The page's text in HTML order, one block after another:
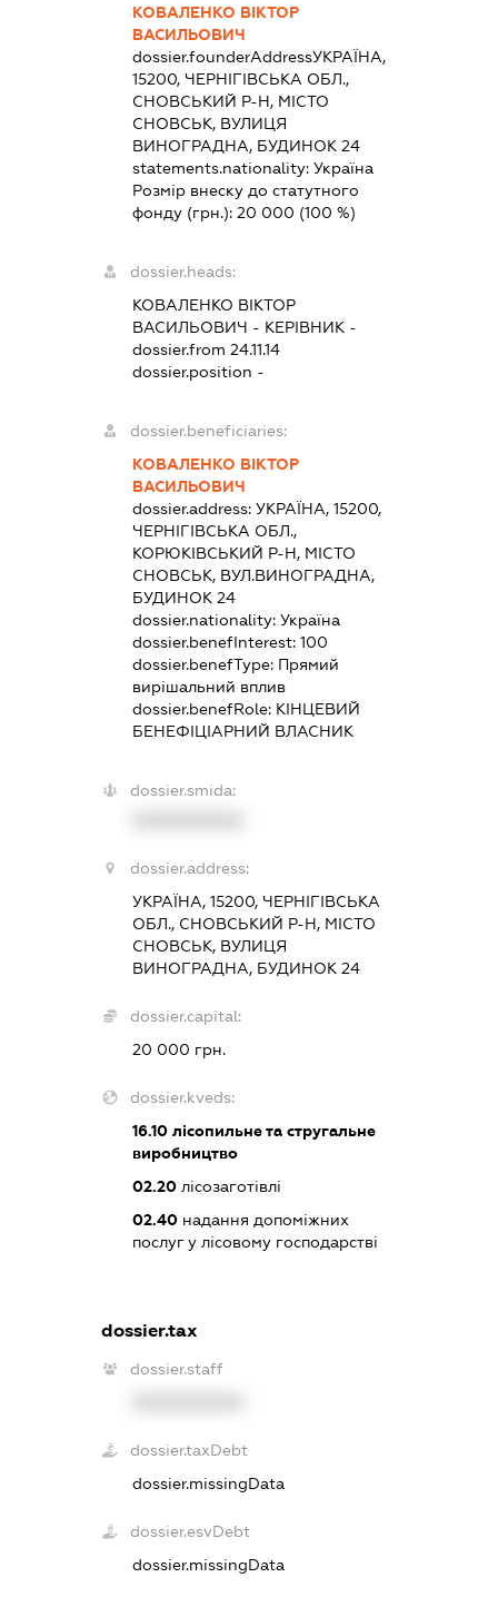
КОВАЛЕНКО ВІКТОР
ВАСИЛЬОВИЧ
dossier.founderAddressУКРАЇНА,
15200, ЧЕРНІГІВСЬКА ОБЛ.,
СНОВСЬКИЙ Р-Н, МІСТО
СНОВСЬК, ВУЛИЦЯ
ВИНОГРАДНА, БУДИНОК 24
statements.nationality:Україна
Розмір внеску до статутного
фонду (грн.):20 000 (100 %)
dossier.heads:
КОВАЛЕНКО ВІКТОР
ВАСИЛЬОВИЧ - КЕРІВНИК -
dossier.from 24.11.14
dossier.position -
dossier.beneficiaries:
КОВАЛЕНКО ВІКТОР
ВАСИЛЬОВИЧ
dossier.address:УКРАЇНА, 15200,
ЧЕРНІГІВСЬКА ОБЛ.,
КОРЮКІВСЬКИЙ Р-Н, МІСТО
СНОВСЬК, ВУЛ.ВИНОГРАДНА,
БУДИНОК 24
dossier.nationality:Україна
dossier.benefInterest:100
dossier.benefType: Прямий
вирішальний вплив
dossier.benefRole: КІНЦЕВИЙ
БЕНЕФІЦІАРНИЙ ВЛАСНИК
dossier.smida:
dossier.address:
УКРАЇНА, 15200, ЧЕРНІГІВСЬКА
ОБЛ., СНОВСЬКИЙ Р-Н, МІСТО
СНОВСЬК, ВУЛИЦЯ
ВИНОГРАДНА, БУДИНОК 24
dossier.capital:
20 000 грн.
dossier.kveds:
16.10 лісопильне та стругальне
виробництво
02.20 лісозаготівлі
02.40 надання допоміжних
послуг у лісовому господарстві
dossier.tax
dossier.staff
dossier.taxDebt
dossier.missingData
dossier.esvDebt
dossier.missingData